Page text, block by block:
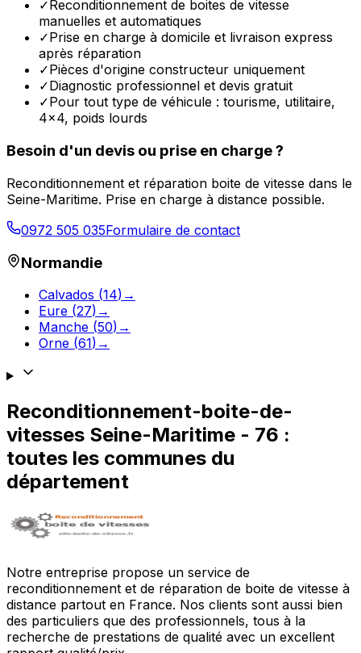
✓Reconditionnement de boites de vitesse
manuelles et automatiques
✓Prise en charge à domicile et livraison express
après réparation
✓Pièces d'origine constructeur uniquement
✓Diagnostic professionnel et devis gratuit
✓Pour tout type de véhicule : tourisme, utilitaire,
4x4, poids lourds
Besoin d'un devis ou prise en charge ?
Reconditionnement et réparation boite de vitesse dans le
Seine-Maritime. Prise en charge à distance possible.
0972 505 035Formulaire de contact
Normandie
Calvados (14) →
Eure (27) →
Manche (50) →
Orne (61) →
Reconditionnement-boite-de-
vitesses Seine-Maritime - 76 :
toutes les communes du
département
Notre entreprise propose un service de
reconditionnement et de réparation de boite de vitesse à
distance partout en France. Nos clients sont aussi bien
des particuliers que des professionnels, tous à la
recherche de prestations de qualité avec un excellent